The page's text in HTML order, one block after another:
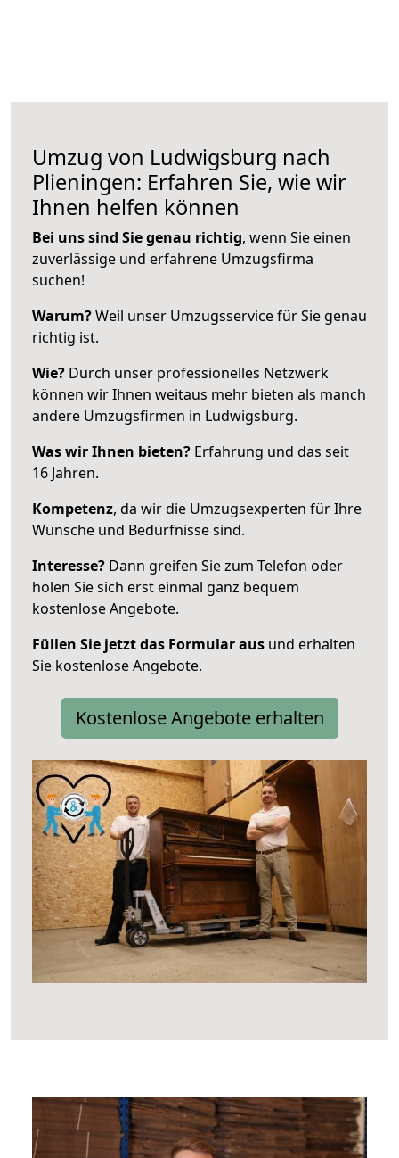
Umzug von Ludwigsburg nach
Plieningen: Erfahren Sie, wie wir
Ihnen helfen können
Bei uns sind Sie genau richtig, wenn Sie einen
zuverlässige und erfahrene Umzugsfirma
suchen!
Warum?Weil unser Umzugsservice für Sie genau
richtig ist.
Wie? Durch unser professionelles Netzwerk
können wir Ihnen weitaus mehr bieten als manch
andere Umzugsfirmen in Ludwigsburg.
Was wir Ihnen bieten? Erfahrung und das seit
16 Jahren.
Kompetenz, da wir die Umzugsexperten für Ihre
Wünsche und Bedürfnisse sind.
Interesse? Dann greifen Sie zum Telefon oder
holen Sie sich erst einmal ganz bequem
kostenlose Angebote.
Füllen Sie jetzt das Formular aus und erhalten
Sie kostenlose Angebote.
Kostenlose Angebote erhalten